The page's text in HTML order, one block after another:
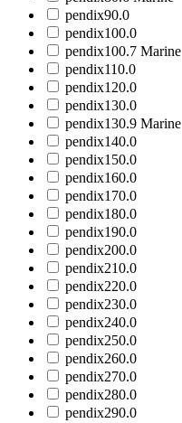
pendix90.0
pendix100.0
pendix100.7 Marine
pendix110.0
pendix120.0
pendix130.0
pendix130.9 Marine
pendix140.0
pendix150.0
pendix160.0
pendix170.0
pendix180.0
pendix190.0
pendix200.0
pendix210.0
pendix220.0
pendix230.0
pendix240.0
pendix250.0
pendix260.0
pendix270.0
pendix280.0
pendix290.0